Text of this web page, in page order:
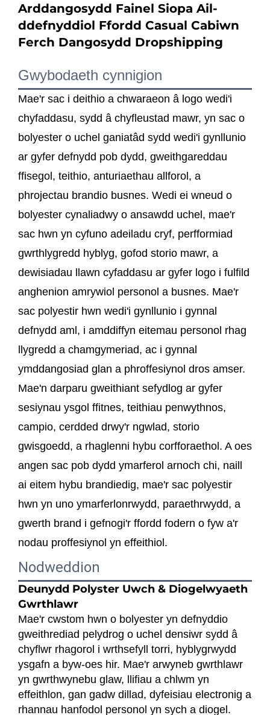
Arddangosydd Fainel Siopa Ail-
ddefnyddiol Ffordd Casual Cabiwn
Ferch Dangosydd Dropshipping
Gwybodaeth cynnigion
Mae'r sac i deithio a chwaraeon â logo wedi'i
chyfaddasu, sydd â chyfleustad mawr, yn sac o
bolyester o uchel ganiatâd sydd wedi'i gynllunio
ar gyfer defnydd pob dydd, gweithgareddau
ffisegol, teithio, anturiaethau allforol, a
phrojectau brandio busnes. Wedi ei wneud o
bolyester cynaliadwy o ansawdd uchel, mae'r
sac hwn yn cyfuno adeiladu cryf, perfformiad
gwrthlygredd hyblyg, gofod storio mawr, a
dewisiadau llawn cyfaddasu ar gyfer logo i fulfild
anghenion amrywiol personol a busnes. Mae'r
sac polyestir hwn wedi'i gynllunio i gynnal
defnydd aml, i amddiffyn eitemau personol rhag
llygredd a chamgymeriad, ac i gynnal
ymddangosiad glan a phroffesiynol dros amser.
Mae'n darparu gweithiant sefydlog ar gyfer
sesiynau ysgol ffitnes, teithiau penwythnos,
campio, cerdded drwy'r ngwlad, storio
gwisgoedd, a rhaglenni hybu corfforaethol. A oes
angen sac pob dydd ymarferol arnoch chi, naill
ai eitem hybu brandiedig, mae'r sac polyestir
hwn yn uno ymarferlonrwydd, paraethrwydd, a
gwerth brand i gefnogi'r ffordd fodern o fyw a'r
nodau proffesiynol yn effeithiol.
Nodweddion
Deunydd Polyster Uwch & Diogelwyaeth
Gwrthlawr
Mae'r cwstom hwn o bolyester yn defnyddio
gweithrediad pelydrog o uchel densiwr sydd â
chyflwr rhagorol i wrthsefyll torri, hyblygrwydd
ysgafn a byw-oes hir. Mae'r arwyneb gwrthlawr
yn gwrthwynebu glaw, llifiau a chlwm yn
effeithlon, gan gadw dillad, dyfeisiau electronig a
rhannau hanfodol personol yn sych a diogel.